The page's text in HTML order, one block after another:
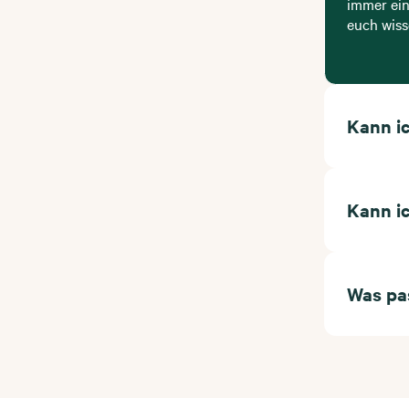
immer
euch
Kann
Kann
Was